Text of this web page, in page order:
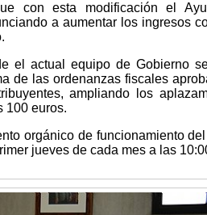
con esta modificación el
a aumentar los ingresos
el actual equipo de Gobierno
de las ordenanzas fiscales
ampliando los
100 euros.
orgánico de funcionamiento
jueves de cada mes a las